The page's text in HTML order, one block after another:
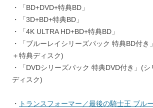
・「BD+DVD+特典BD」
・「3D+BD+特典BD」
・「4K ULTRA HD+BD+特典BD」
・「ブルーレイシリーズパック 特典BD付き
＋特典ディスク)
・「DVDシリーズパック 特典DVD付き」(
ディスク)
・
トランスフォーマー／最後の騎士王 ブル